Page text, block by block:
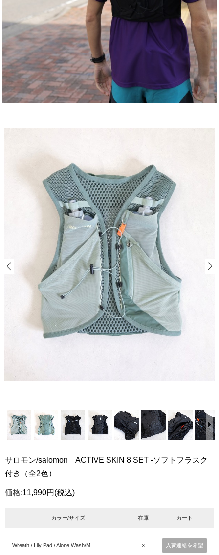
サロモン/salomon ACTIVE SKIN 8 SET -ソフトフラスク
付き（全2色）
価格:11,990円 (税込)
カラー/サイズ 在庫 カート
Wreath / Lily Pad / Alone Wash/M × 入荷連絡を希望